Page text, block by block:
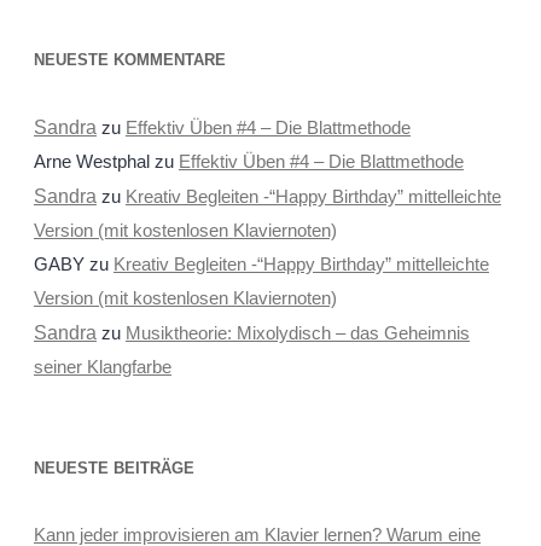
NEUESTE KOMMENTARE
Sandra zu Effektiv Üben #4 – Die Blattmethode
Arne Westphalzu Effektiv Üben #4 – Die Blattmethode
Sandra zu Kreativ Begleiten -“Happy Birthday” mittelleichte
Version (mit kostenlosen Klaviernoten)
GABYzu Kreativ Begleiten -“Happy Birthday” mittelleichte
Version (mit kostenlosen Klaviernoten)
Sandra zu Musiktheorie: Mixolydisch – das Geheimnis
seiner Klangfarbe
NEUESTE BEITRÄGE
Kann jeder improvisieren am Klavier lernen? Warum eine